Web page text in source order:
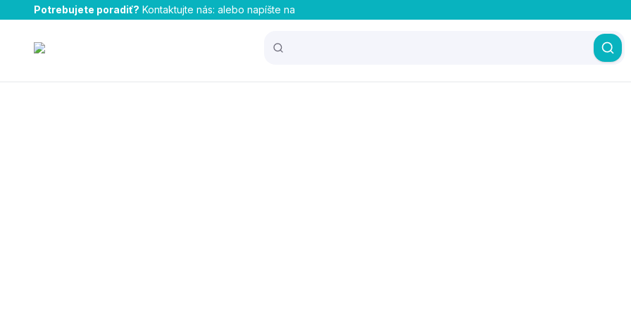
Potrebujete poradiť? Kontaktujte nás: alebo napíšte na